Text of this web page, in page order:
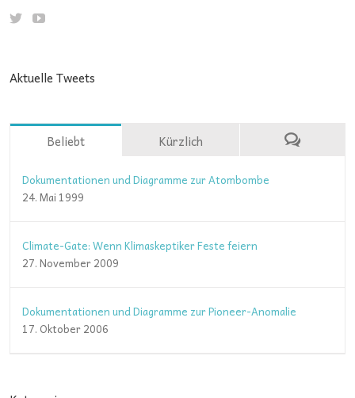
Aktuelle Tweets
Beliebt Kürzlich
Dokumentationen und Diagramme zur Atombombe
24. Mai 1999
Climate-Gate: Wenn Klimaskeptiker Feste feiern
27. November 2009
Dokumentationen und Diagramme zur Pioneer-Anomalie
17. Oktober 2006